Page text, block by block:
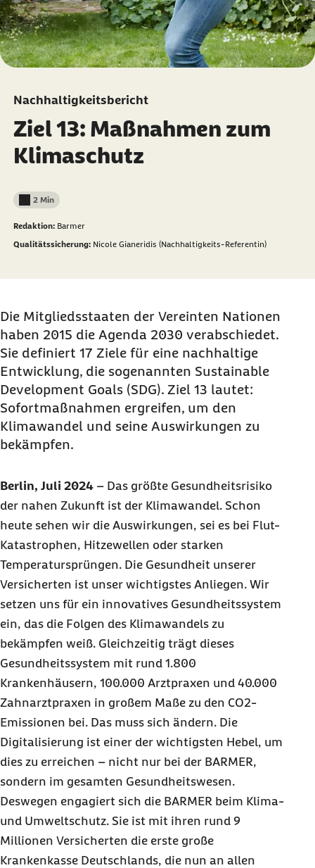
Nachhaltigkeitsbericht
Ziel 13: Maßnahmen zum
Klimaschutz
Lesedauer weniger als
2 Min
Redaktion: Barmer
Qualitätssicherung: Nicole Gianeridis (Nachhaltigkeits-Referentin)
Die Mitgliedsstaaten der Vereinten Nationen
haben 2015 die Agenda 2030 verabschiedet.
Sie definiert 17 Ziele für eine nachhaltige
Entwicklung, die sogenannten Sustainable
Development Goals (SDG). Ziel 13 lautet:
Sofortmaßnahmen ergreifen, um den
Klimawandel und seine Auswirkungen zu
bekämpfen.
Berlin, Juli 2024 – Das größte Gesundheitsrisiko
der nahen Zukunft ist der Klimawandel. Schon
heute sehen wir die Auswirkungen, sei es bei Flut-
Katastrophen, Hitzewellen oder starken
Temperatursprüngen. Die Gesundheit unserer
Versicherten ist unser wichtigstes Anliegen. Wir
setzen uns für ein innovatives Gesundheitssystem
ein, das die Folgen des Klimawandels zu
bekämpfen weiß. Gleichzeitig trägt dieses
Gesundheitssystem mit rund 1.800
Krankenhäusern, 100.000 Arztpraxen und 40.000
Zahnarztpraxen in großem Maße zu den CO2-
Emissionen bei. Das muss sich ändern. Die
Digitalisierung ist einer der wichtigsten Hebel, um
dies zu erreichen – nicht nur bei der BARMER,
sondern im gesamten Gesundheitswesen.
Deswegen engagiert sich die BARMER beim Klima-
und Umweltschutz. Sie ist mit ihren rund 9
Millionen Versicherten die erste große
Krankenkasse Deutschlands, die nun an allen